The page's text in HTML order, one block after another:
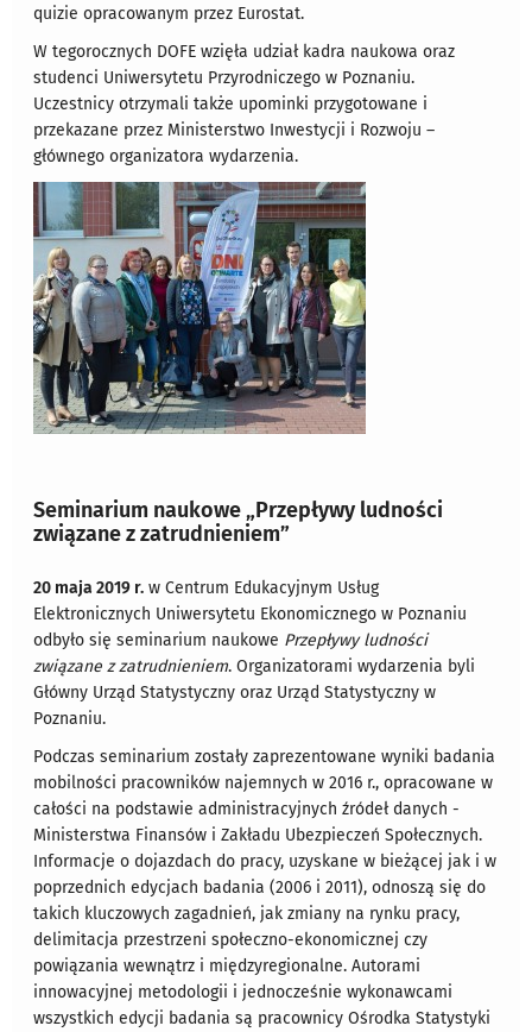
quizie opracowanym przez Eurostat.
W tegorocznych DOFE wzięła udział kadra naukowa oraz
studenci Uniwersytetu Przyrodniczego w Poznaniu.
Uczestnicy otrzymali także upominki przygotowane i
przekazane przez Ministerstwo Inwestycji i Rozwoju –
głównego organizatora wydarzenia.
Seminarium naukowe „Przepływy ludności
związane z zatrudnieniem”
20 maja 2019 r. w Centrum Edukacyjnym Usług
Elektronicznych Uniwersytetu Ekonomicznego w Poznaniu
odbyło się seminarium naukowe Przepływy ludności
związane z zatrudnieniem. Organizatorami wydarzenia byli
Główny Urząd Statystyczny oraz Urząd Statystyczny w
Poznaniu.
Podczas seminarium zostały zaprezentowane wyniki badania
mobilności pracowników najemnych w 2016 r., opracowane w
całości na podstawie administracyjnych źródeł danych -
Ministerstwa Finansów i Zakładu Ubezpieczeń Społecznych.
Informacje o dojazdach do pracy, uzyskane w bieżącej jak i w
poprzednich edycjach badania (2006 i 2011), odnoszą się do
takich kluczowych zagadnień, jak zmiany na rynku pracy,
delimitacja przestrzeni społeczno-ekonomicznej czy
powiązania wewnątrz i międzyregionalne. Autorami
innowacyjnej metodologii i jednocześnie wykonawcami
wszystkich edycji badania są pracownicy Ośrodka Statystyki